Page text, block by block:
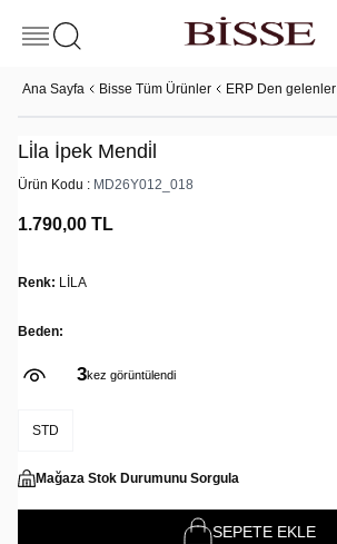
Ana Sayfa Bisse Tüm Ürünler ERP Den gelenler
Li̇la İpek Mendi̇l
Ürün Kodu : MD26Y012_018
1.790,00 TL
Renk: LİLA
Beden:
3kez görüntülendi
STD
Mağaza Stok Durumunu Sorgula
SEPETE EKLE